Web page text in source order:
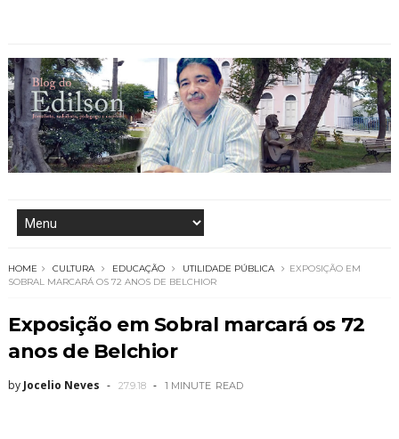
HOME CULTURA EDUCAÇÃO UTILIDADE PÚBLICA
EXPOSIÇÃO EM
SOBRAL MARCARÁ OS 72 ANOS DE BELCHIOR
Exposição em Sobral marcará os 72
anos de Belchior
by Jocelio Neves 27.9.18 1 MINUTE READ